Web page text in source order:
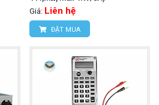
Giá: Liên hệ
ĐẶT MUA